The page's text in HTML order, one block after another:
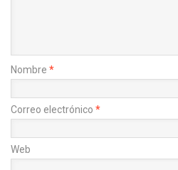
Nombre *
Correo electrónico *
Web